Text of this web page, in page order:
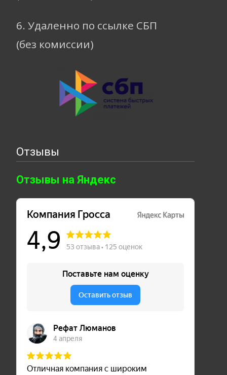
6. Удаленно по ссылке СБП
(без комиссии)
Отзывы
Отзывы на Яндекс